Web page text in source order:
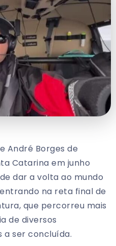
André Borges de
Catarina em junho
dar a volta ao mundo
na reta final de
que percorreu mais
de diversos
ser concluída.